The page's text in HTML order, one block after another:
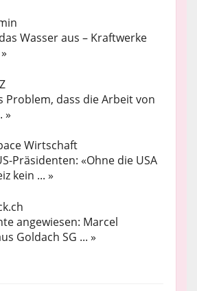
Wasser aus – Kraftwerke
Problem, dass die Arbeit von
»
Präsidenten: «Ohne die USA
kein ... »
angewiesen: Marcel
Goldach SG ... »